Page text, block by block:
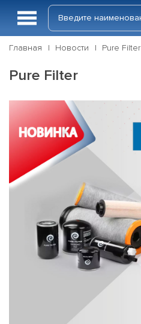
Главная Новости Pure Filter
Pure Filter